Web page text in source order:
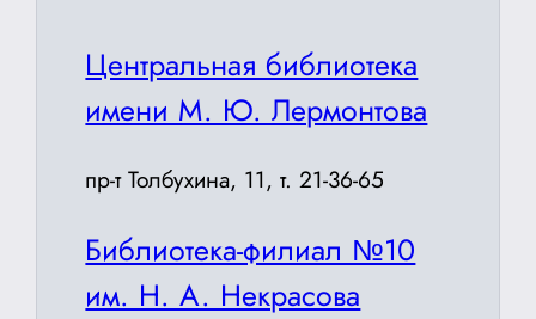
Центральная библиотека
имени М. Ю. Лермонтова
пр-т Толбухина, 11, т. 21-36-65
Библиотека-филиал №10
им. Н. А. Некрасова